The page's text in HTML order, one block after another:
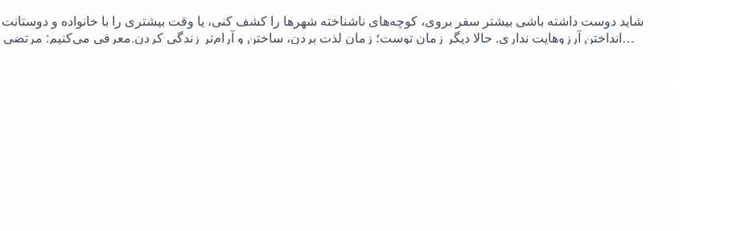
شاید دوست داشته باشی بیشتر سفر بروی، کوچه‌های ناشناخته شهرها را کشف کنی، یا وقت بیشتری را با خانواده و دوستانت
انداختن آرزوهایت نداری. حالا دیگر زمان توست؛ زمان لذت بردن، ساختن و آرام‌تر زندگی کردن.معرفی می‌کنیم:
می‌تونین این اپیزود رو در یوتیوب هم بشنوین.اسپانسر اپیزود آخر فصل۱ #بازنشستگی: خانه